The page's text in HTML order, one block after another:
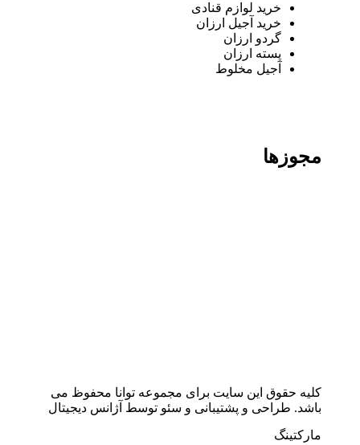
خرید لوازم قنادی
خرید آجیل ارزان
گردو ارزان
پسته ارزان
آجیل مخلوط
مجوزها
کلیه حقوق این سایت برای مجموعه توانا محفوظ می
باشد. طراحی و پشتیبانی و سئو توسط آژانس دیجیتال
مارکتینگ